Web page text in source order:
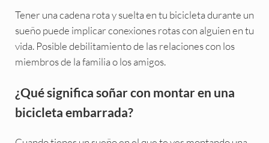
Tener una cadena rota y suelta en tu bicicleta durante un
sueño puede implicar conexiones rotas con alguien en tu
vida. Posible debilitamiento de las relaciones con los
miembros de la familia o los amigos.
¿Qué significa soñar con montar en una
bicicleta embarrada?